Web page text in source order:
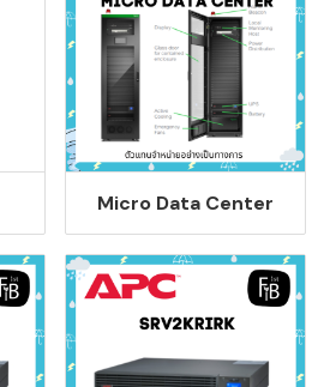
Micro Data Center